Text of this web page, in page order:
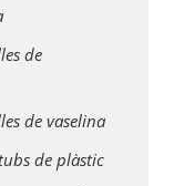
de
de vaselina
de plàstic